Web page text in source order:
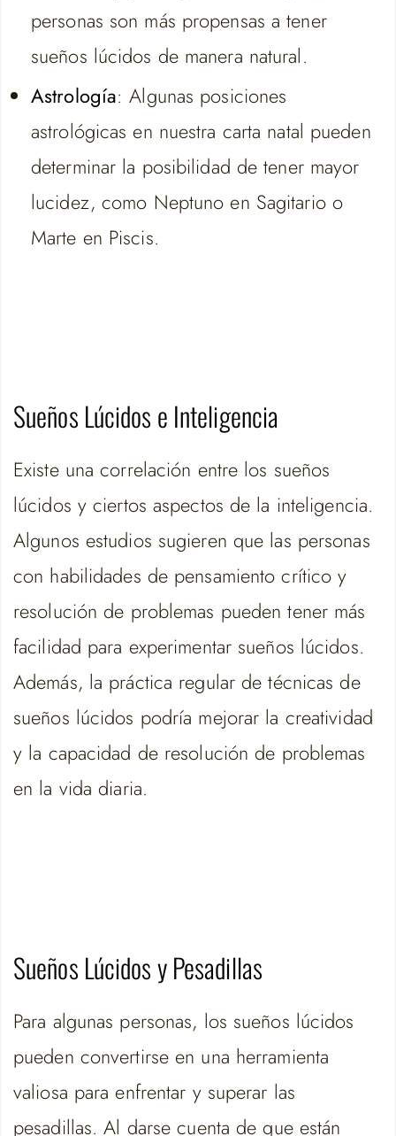
personas son más propensas a tener
sueños lúcidos de manera natural.
Astrología: Algunas posiciones
astrológicas en nuestra carta natal pueden
determinar la posibilidad de tener mayor
lucidez, como Neptuno en Sagitario o
Marte en Piscis.
Sueños Lúcidos e Inteligencia
Existe una correlación entre los sueños
lúcidos y ciertos aspectos de la inteligencia.
Algunos estudios sugieren que las personas
con habilidades de pensamiento crítico y
resolución de problemas pueden tener más
facilidad para experimentar sueños lúcidos.
Además, la práctica regular de técnicas de
sueños lúcidos podría mejorar la creatividad
y la capacidad de resolución de problemas
en la vida diaria.
Sueños Lúcidos y Pesadillas
Para algunas personas, los sueños lúcidos
pueden convertirse en una herramienta
valiosa para enfrentar y superar las
pesadillas. Al darse cuenta de que están